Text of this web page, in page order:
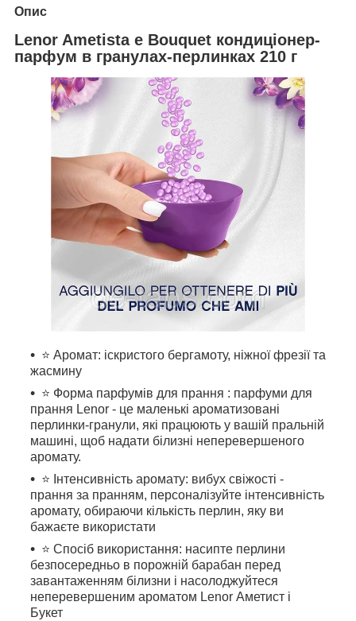
Опис
Lenor Ametista e Bouquet кондиціонер-
парфум в гранулах-перлинках 210 г
⭐ Аромат: іскристого бергамоту, ніжної фрезії та
жасмину
⭐ Форма парфумів для прання : парфуми для
прання Lenor - це маленькі ароматизовані
перлинки-гранули, які працюють у вашій пральній
машині, щоб надати білизні неперевершеного
аромату.
⭐ Інтенсивність аромату: вибух свіжості -
прання за пранням, персоналізуйте інтенсивність
аромату, обираючи кількість перлин, яку ви
бажаєте використати
⭐ Спосіб використання: насипте перлини
безпосередньо в порожній барабан перед
завантаженням білизни і насолоджуйтеся
неперевершеним ароматом Lenor Аметист і
Букет